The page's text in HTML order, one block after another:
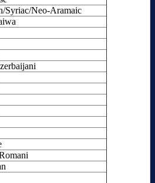
Syriac/Neo-Aramaic